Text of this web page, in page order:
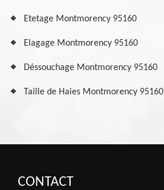
Etetage Montmorency 95160
Elagage Montmorency 95160
Déssouchage Montmorency 95160
Taille de Haies Montmorency 95160
CONTACT